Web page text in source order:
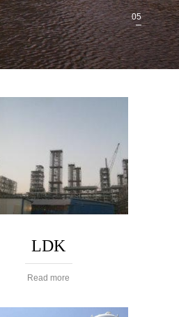
05
LDK
Read more